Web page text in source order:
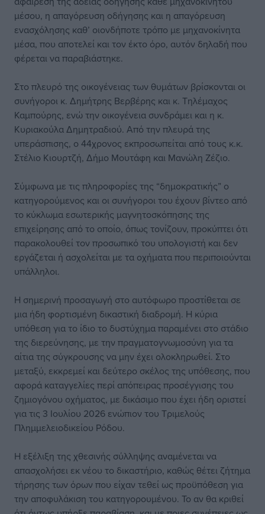
μέσου, η απαγόρευση οδήγησης και η απαγόρευση
ενασχόλησης καθ’ οιονδήποτε τρόπο με μηχανοκίνητα
μέσα, που αποτελεί και τον έκτο όρο, αυτόν δηλαδή που
φέρεται να παραβιάστηκε.
Στο πλευρό της οικογένειας των θυμάτων βρίσκονται οι
συνήγοροι κ. Δημήτρης Βερβέρης και κ. Τηλέμαχος
Καμπούρης, ενώ την οικογένεια συνδράμει και η κ.
Κυριακούλα Δημητραδιού. Από την πλευρά της
υπεράσπισης, ο 44χρονος εκπροσωπείται από τους κ.κ.
Στέλιο Κιουρτζή, Δήμο Μουτάφη και Μανώλη Ζέζιο.
Σύμφωνα με τις πληροφορίες της “δημοκρατικής” ο
κατηγορούμενος και οι συνήγοροι του έχουν βίντεο από
το κύκλωμα εσωτερικής μαγνητοσκόπησης της
επιχείρησης από το οποίο, όπως τονίζουν, προκύπτει ότι
παρακολουθεί τον προσωπικό του υπολογιστή και δεν
εργάζεται ή ασχολείται με τα οχήματα που περιποιούνται
υπάλληλοι.
Η σημερινή προσαγωγή στο αυτόφωρο προστίθεται σε
μια ήδη φορτισμένη δικαστική διαδρομή. Η κύρια
υπόθεση για το ίδιο το δυστύχημα παραμένει στο στάδιο
της διερεύνησης, με την πραγματογνωμοσύνη για τα
αίτια της σύγκρουσης να μην έχει ολοκληρωθεί. Στο
μεταξύ, εκκρεμεί και δεύτερο σκέλος της υπόθεσης, που
αφορά καταγγελίες περί απόπειρας προσέγγισης του
ζημιογόνου οχήματος, με δικάσιμο που έχει ήδη οριστεί
για τις 3 Ιουλίου 2026 ενώπιον του Τριμελούς
Πλημμελειοδικείου Ρόδου.
Η εξέλιξη της χθεσινής σύλληψης αναμένεται να
απασχολήσει εκ νέου το δικαστήριο, καθώς θέτει ζήτημα
τήρησης των όρων που είχαν τεθεί ως προϋπόθεση για
την αποφυλάκιση του κατηγορουμένου. Το αν θα κριθεί